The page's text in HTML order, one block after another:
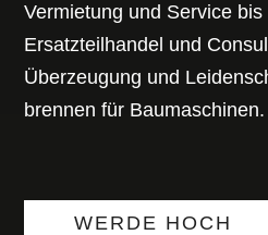
Vermietung und Service bis
Ersatzteilhandel und
Überzeugung und
brennen für Baumaschinen.
WERDE HOCH